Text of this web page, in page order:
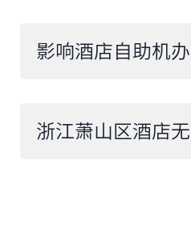
影响酒店自助机
浙江萧山区酒店